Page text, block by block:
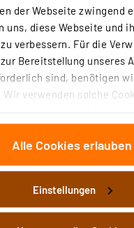
der Webseite zwingend
uns, diese Webseite und
verbessern. Für die
Bereitstellung unseres
sind, benötigen
Wir verwenden solche
anbieten zu können
zu analysieren.
zu Ihrer Verwendung
für soziale Medien,
Unsere Partner führen
möglicherweise mit
Alle Cookies erlauben
Einstellungen
36-W-LED-
2-flammig, 3800 lm, 4000
5 (1)
Informationen